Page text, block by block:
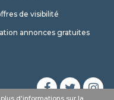
d'informations sur la
de visibilité
annonces gratuites